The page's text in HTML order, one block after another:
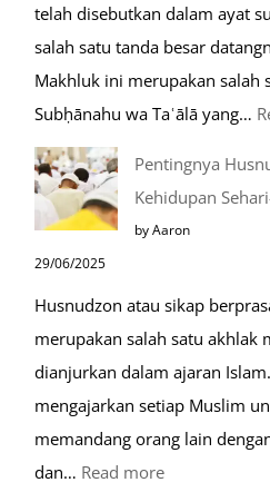
telah disebutkan dalam ayat
salah satu tanda besar
Makhluk ini merupakan salah
Subḥānahu wa Taʿālā yang…
Pentingnya
Kehidupan
by Aaron
29/06/2025
Husnudzon atau sikap
merupakan salah satu akhlak
dianjurkan dalam ajaran
mengajarkan setiap Muslim
memandang orang lain
dan… Read more: